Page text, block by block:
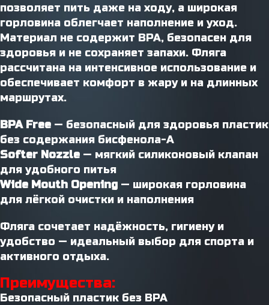
позволяет пить даже на ходу, а широкая
горловина облегчает наполнение и уход.
Материал не содержит BPA, безопасен для
здоровья и не сохраняет запахи. Фляга
рассчитана на интенсивное использование и
обеспечивает комфорт в жару и на длинных
маршрутах.
BPA Free — безопасный для здоровья пластик
без содержания бисфенола-А
Softer Nozzle — мягкий силиконовый клапан
для удобного питья
Wide Mouth Opening — широкая горловина
для лёгкой очистки и наполнения
Фляга сочетает надёжность, гигиену и
удобство — идеальный выбор для спорта и
активного отдыха.
Преимущества:
Безопасный пластик без BPA